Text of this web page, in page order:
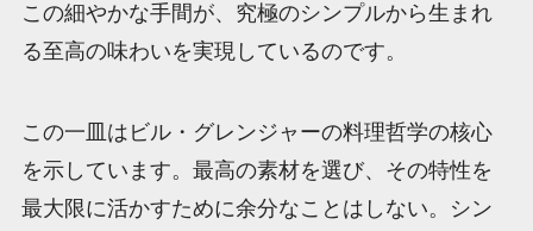
この細やかな手間が、究極のシンプルから生まれ
る至高の味わいを実現しているのです。
この一皿はビル・グレンジャーの料理哲学の核心
を示しています。最高の素材を選び、その特性を
最大限に活かすために余分なことはしない。シン